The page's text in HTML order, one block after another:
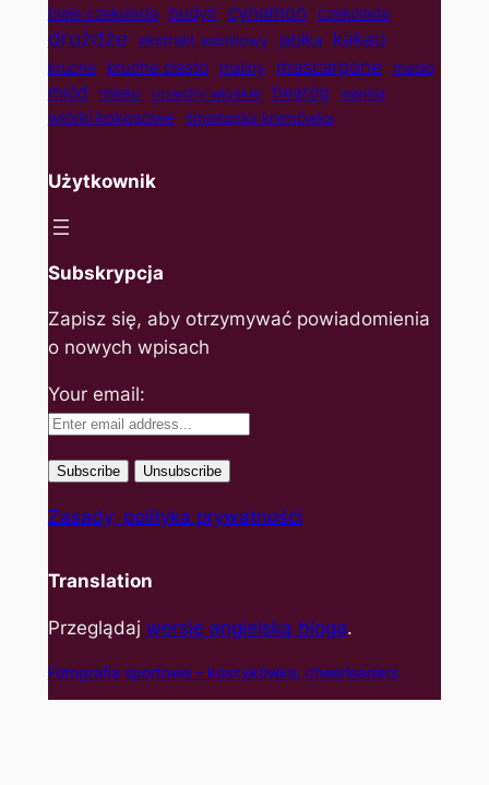
biała czekolada budyń cynamon czekolada
drożdże ekstrakt waniliowy jabłka kakao
kruche kruche ciasto maliny mascarpone masło
miód mleko orzechy włoskie twaróg wanilia
wiórki kokosowe śmietanka kremówka
Użytkownik
Subskrypcja
Zapisz się, aby otrzymywać powiadomienia
o nowych wpisach
Your email:
Zasady, polityka prywatności
Translation
Przeglądaj wersję angielską bloga.
Fotografia sportowa – koszykówka, cheerleaders